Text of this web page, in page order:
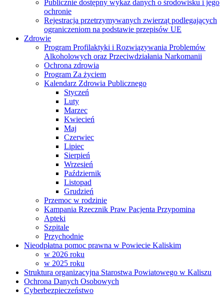
Publicznie dostępny wykaz danych o środowisku i jego
ochronie
Rejestracja przetrzymywanych zwierząt podlegających
ograniczeniom na podstawie przepisów UE
Zdrowie
Program Profilaktyki i Rozwiązywania Problemów
Alkoholowych oraz Przeciwdziałania Narkomanii
Ochrona zdrowia
Program Za życiem
Kalendarz Zdrowia Publicznego
Styczeń
Luty
Marzec
Kwiecień
Maj
Czerwiec
Lipiec
Sierpień
Wrzesień
Październik
Listopad
Grudzień
Przemoc w rodzinie
Kampania Rzecznik Praw Pacjenta Przypomina
Apteki
Szpitale
Przychodnie
Nieodpłatna pomoc prawna w Powiecie Kaliskim
w 2026 roku
w 2025 roku
Struktura organizacyjna Starostwa Powiatowego w Kaliszu
Ochrona Danych Osobowych
Cyberbezpieczeństwo